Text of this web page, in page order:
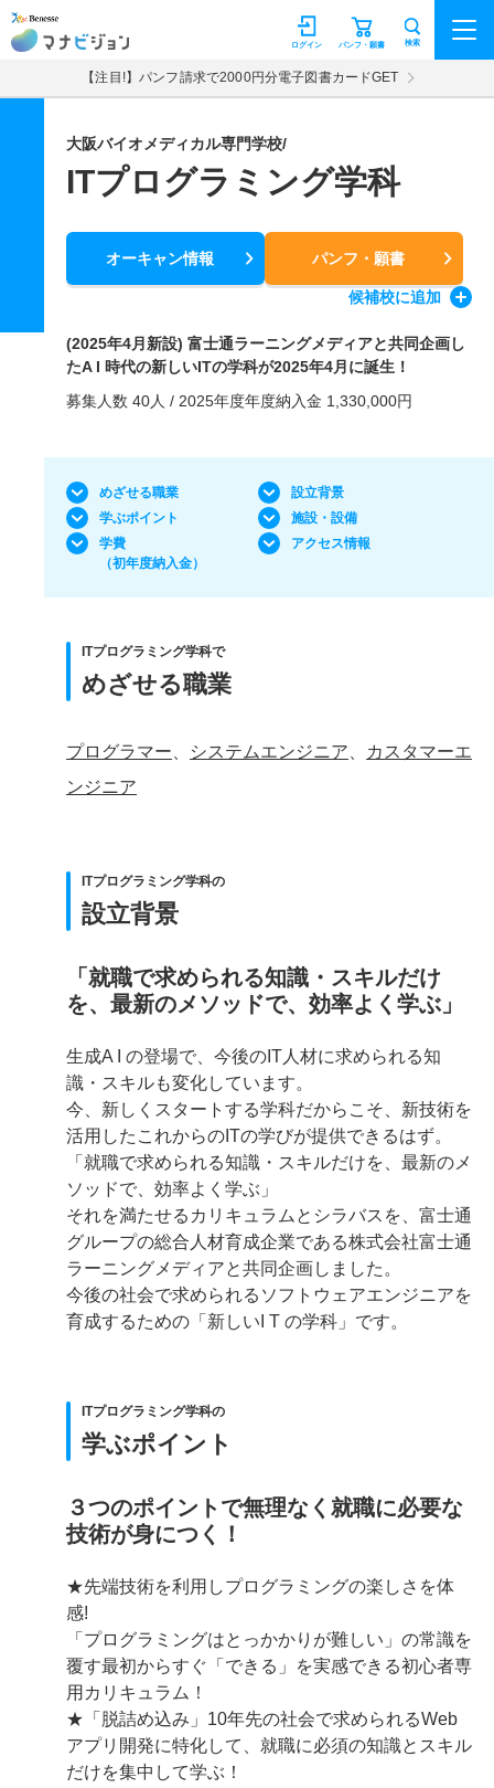
マナビジョン パンフ・願書
ログイン 検索
【注目!】パンフ請求で2000円分電子図書カードGET
大阪バイオメディカル専門学校/
ITプログラミング学科
オーキャン情報 パンフ・願書
候補校に追加
(2025年4月新設) 富士通ラーニングメディアと共同企画し
たA I 時代の新しいITの学科が2025年4月に誕生！
募集人数 40人 / 2025年度年度納入金 1,330,000円
めざせる職業
設立背景
学ぶポイント
施設・設備
学費
（初年度納入金）
アクセス情報
ITプログラミング学科で
めざせる職業
プログラマー システムエンジニア
カスタマーエ
ンジニア
ITプログラミング学科の
設立背景
「就職で求められる知識・スキルだけ
を、最新のメソッドで、効率よく学ぶ」
生成A I の登場で、今後のIT人材に求められる知
識・スキルも変化しています。
今、新しくスタートする学科だからこそ、新技術を
活用したこれからのITの学びが提供できるはず。
「就職で求められる知識・スキルだけを、最新のメ
ソッドで、効率よく学ぶ」
それを満たせるカリキュラムとシラバスを、富士通
グループの総合人材育成企業である株式会社富士通
ラーニングメディアと共同企画しました。
今後の社会で求められるソフトウェアエンジニアを
育成するための「新しいI T の学科」です。
ITプログラミング学科の
学ぶポイント
３つのポイントで無理なく就職に必要な
技術が身につく！
★先端技術を利用しプログラミングの楽しさを体
感!
「プログラミングはとっかかりが難しい」の常識を
覆す最初からすぐ「できる」を実感できる初心者専
用カリキュラム！
★「脱詰め込み」10年先の社会で求められるWeb
アプリ開発に特化して、就職に必須の知識とスキル
だけを集中して学ぶ！